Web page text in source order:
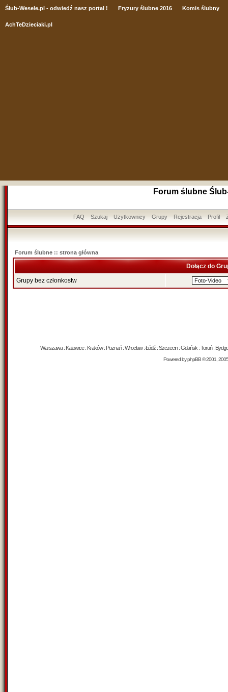
Ślub-Wesele.pl - odwiedź nasz portal ! Fryzury ślubne 2016 Komis ślubny
AchTeDzieciaki.pl
Forum ślubne
FAQ Szukaj Użytkownicy Grupy Rejestracja Profil
Forum ślubne :: strona główna
Dołącz do
Grupy bez członkostw
Warszawa : Katowice : Kraków : Poznań : Wrocław : Łódź : Szczecin : Gdańsk : Toruń :
Powered byphpBB© 2001,